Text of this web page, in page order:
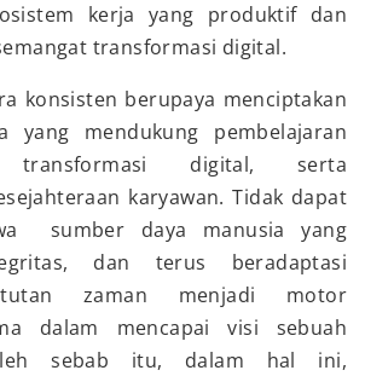
kerja yang produktif dan
transformasi digital.
konsisten berupaya menciptakan
yang mendukung pembelajaran
transformasi digital, serta
karyawan. Tidak dapat
sumber daya manusia yang
dan terus beradaptasi
zaman menjadi motor
dalam mencapai visi sebuah
sebab itu, dalam hal ini,